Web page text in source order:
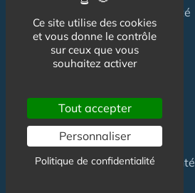
en Maison de Santé
Emploien Centre de Santé
S'installeren Maison de Santé
une Maison de Santé
une Maison de Santé
Investirdans une Maison de Santé
Ce site utilise des cookies
et vous donne le contrôle
sur ceux que vous
souhaitez activer
Tout accepter
Personnaliser
Politique de confidentialité